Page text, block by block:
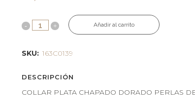
Añadir al carrito
SKU: 163C0139
DESCRIPCIÓN
COLLAR PLATA CHAPADO DORADO PERLAS